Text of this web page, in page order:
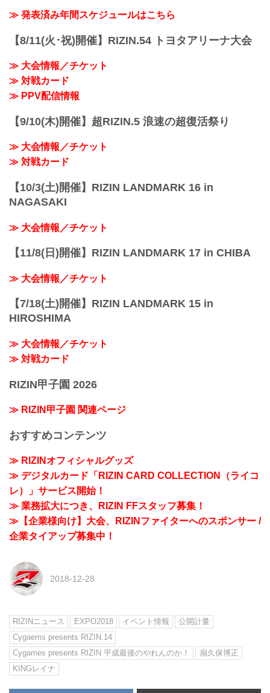
≫ 発表済み年間スケジュールはこちら
【8/11(火･祝)開催】RIZIN.54 トヨタアリーナ大会
≫ 大会情報／チケット
≫ 対戦カード
≫ PPV配信情報
【9/10(木)開催】超RIZIN.5 浪速の超復活祭り
≫ 大会情報／チケット
≫ 対戦カード
【10/3(土)開催】RIZIN LANDMARK 16 in
NAGASAKI
≫ 大会情報／チケット
【11/8(日)開催】RIZIN LANDMARK 17 in CHIBA
≫ 大会情報／チケット
【7/18(土)開催】RIZIN LANDMARK 15 in
HIROSHIMA
≫ 大会情報／チケット
≫ 対戦カード
RIZIN甲子園 2026
≫ RIZIN甲子園 関連ページ
おすすめコンテンツ
≫ RIZINオフィシャルグッズ
≫ デジタルカード「RIZIN CARD COLLECTION（ライコ
レ）」サービス開始！
≫ 業務拡大につき、RIZIN FFスタッフ募集！
≫【企業様向け】大会、RIZINファイターへのスポンサー /
企業タイアップ募集中！
2018-12-28
RIZINニュース EXPO2018 イベント情報
公開計量
Cygaems presents RIZIN.14
Cygames presents RIZIN 平成最後のやれんのか！
扇久保博正
KINGレイナ